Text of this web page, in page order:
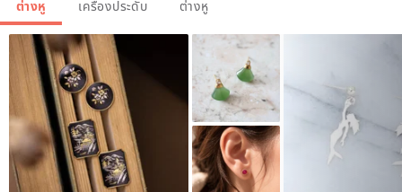
ต่างหู เครื่องประดับ ต่างหู